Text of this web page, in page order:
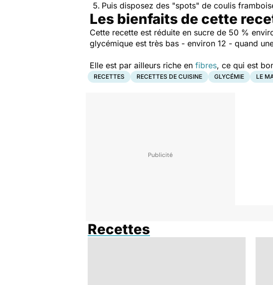
Puis disposez des "spots" de coulis
Les bienfaits de cette
Cette recette est réduite en sucre de 50 %
glycémique est très bas - environ 12 - quand
Elle est par ailleurs riche en fibres, ce qui est
RECETTES RECETTES DE CUISINE GLYCÉMIE LE
Recettes